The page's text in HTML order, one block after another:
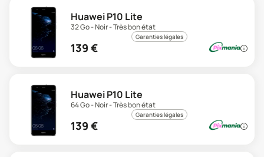
Huawei P10 Lite
32 Go - Noir - Très bon état
Garanties légales
139 €
Huawei P10 Lite
64 Go - Noir - Très bon état
Garanties légales
139 €